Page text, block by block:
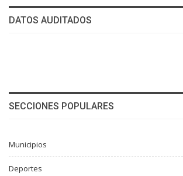
DATOS AUDITADOS
SECCIONES POPULARES
Municipios
Deportes